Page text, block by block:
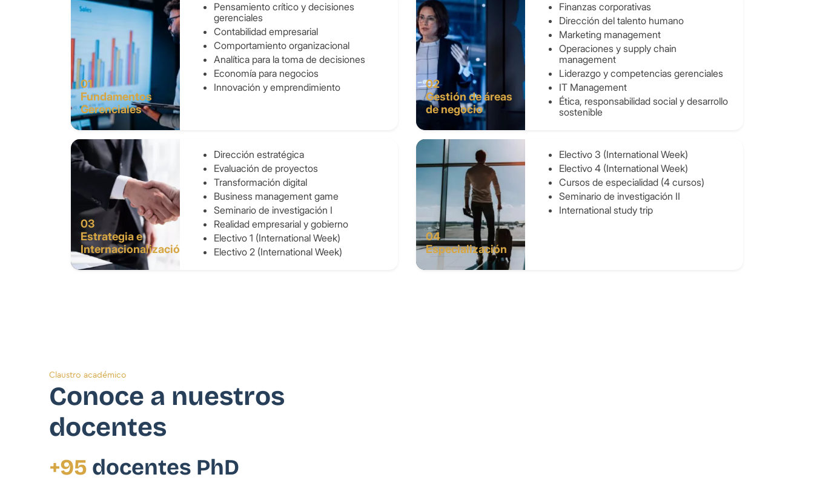
01
Fundamentos
Gerenciales
Pensamiento crítico y decisiones
gerenciales
Contabilidad empresarial
Comportamiento organizacional
Analítica para la toma de decisiones
Economía para negocios
Innovación y emprendimiento
02
Gestión de áreas
de negocio
Finanzas corporativas
Dirección del talento humano
Marketing management
Operaciones y supply chain
management
Liderazgo y competencias gerenciales
IT Management
Ética, responsabilidad social y desarrollo
sostenible
03
Estrategia e
Internacionalización
Dirección estratégica
Evaluación de proyectos
Transformación digital
Business management game
Seminario de investigación I
Realidad empresarial y gobierno
Electivo 1 (International Week)
Electivo 2 (International Week)
04
Especialización
Electivo 3 (International Week)
Electivo 4 (International Week)
Cursos de especialidad (4 cursos)
Seminario de investigación II
International study trip
Claustro académico
Conoce a nuestros
docentes
+95 docentes PhD